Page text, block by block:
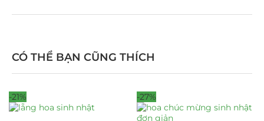
CÓ THỂ BẠN CŨNG THÍCH
-21% -27%